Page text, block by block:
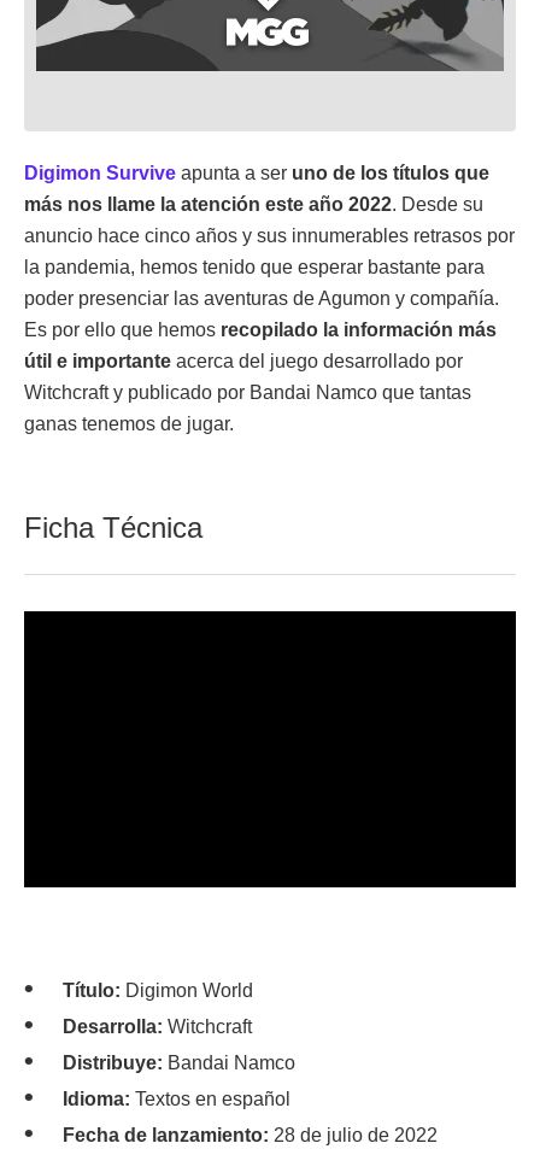
Digimon Survive apunta a ser uno de los títulos que
más nos llame la atención este año 2022. Desde su
anuncio hace cinco años y sus innumerables retrasos por
la pandemia, hemos tenido que esperar bastante para
poder presenciar las aventuras de Agumon y compañía.
Es por ello que hemos recopilado la información más
útil e importante acerca del juego desarrollado por
Witchcraft y publicado por Bandai Namco que tantas
ganas tenemos de jugar.
Ficha Técnica
Título: Digimon World
Desarrolla: Witchcraft
Distribuye: Bandai Namco
Idioma: Textos en español
Fecha de lanzamiento: 28 de julio de 2022